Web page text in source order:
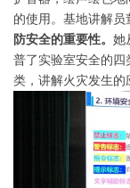
的使用。基地讲解员
防安全的重要性。 她
普了实验室安全的四
类，讲解火灾发生的